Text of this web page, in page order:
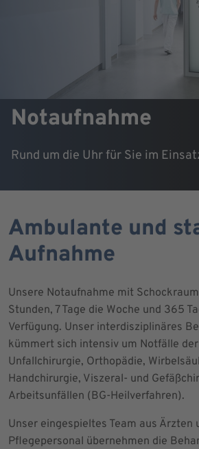
Notaufnahme
Rund um die Uhr für Sie im
Ambulante und
Aufnahme
Unsere Notaufnahme mit
Stunden, 7 Tage die Woche und 365
Verfügung. Unser interdisziplinäres
kümmert sich intensiv um Notfälle
Unfallchirurgie, Orthopädie,
Handchirurgie, Viszeral- und
Arbeitsunfällen (BG-Heilverfahren).
Unser eingespieltes Team aus Ärzten
Pflegepersonal übernehmen die